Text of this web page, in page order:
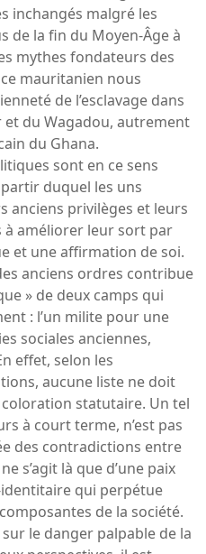
inchangés malgré les
de la fin du Moyen-Âge à
mythes fondateurs des
mauritanien nous
de l’esclavage dans
et du Wagadou, autrement
du Ghana.
sont en ce sens
duquel les uns
anciens privilèges et leurs
à améliorer leur sort par
et une affirmation de soi.
anciens ordres contribue
» de deux camps qui
: l’un milite pour une
sociales anciennes,
effet, selon les
aucune liste ne doit
statutaire. Un tel
à court terme, n’est pas
des contradictions entre
s’agit là que d’une paix
qui perpétue
de la société.
le danger palpable de la